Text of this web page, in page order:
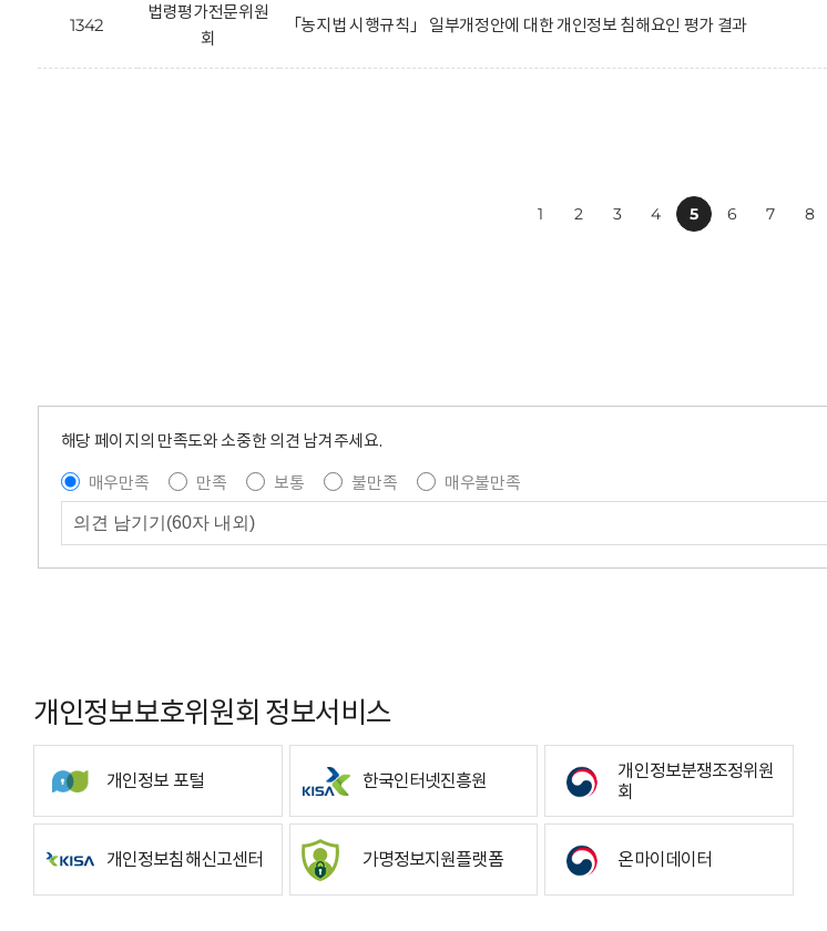
1342
법령평가전문위원
회
「농지법 시행규칙」 일부개정안에 대한 개인정보 침해요인 평가 결과
1 2 3 4 5 6 7 8
해당 페이지의 만족도와 소중한 의견 남겨주세요.
매우만족
만족 보통 불만족
매우불만족
개인정보보호위원회 정보서비스
개인정보 포털 한국인터넷진흥원
개인정보분쟁조정위원
회
개인정보침해신고센터 가명정보지원플랫폼 온마이데이터